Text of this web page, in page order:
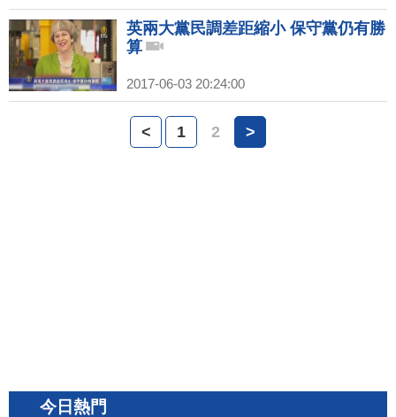
英兩大黨民調差距縮小 保守黨仍有勝
算
2017-06-03 20:24:00
< 1 2 >
今日熱門